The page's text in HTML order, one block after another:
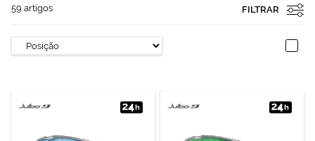
59 artigos FILTRAR